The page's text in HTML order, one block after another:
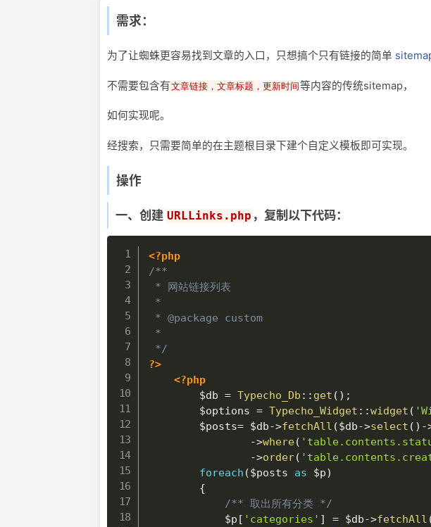
需求：
为了让蜘蛛更容易找到文章的入口，只想搞个只有链接的简单
不需要包含有文章链接，文章标题，更新时间等内容的传统sitemap，
如何实现呢。
经搜索，只需要简单的在主题根目录下建个自定义模板即可实现。
操作
一、创建 URLLinks.php ，复制以下代码：
<?php
/**
* 网站链接列表
*
* @package custom
*
*/
?>
<?php
$db
= Typecho_Db :: get ( ) ;
$options
= Typecho_Widget ::widget (
$posts= $db->fetchAll ($db->select ( ) -
->where(
->order(
foreach ($posts as $p)
{
/** 取出所有分类 */
$p [ 'categories' ] = $db->fetchAll